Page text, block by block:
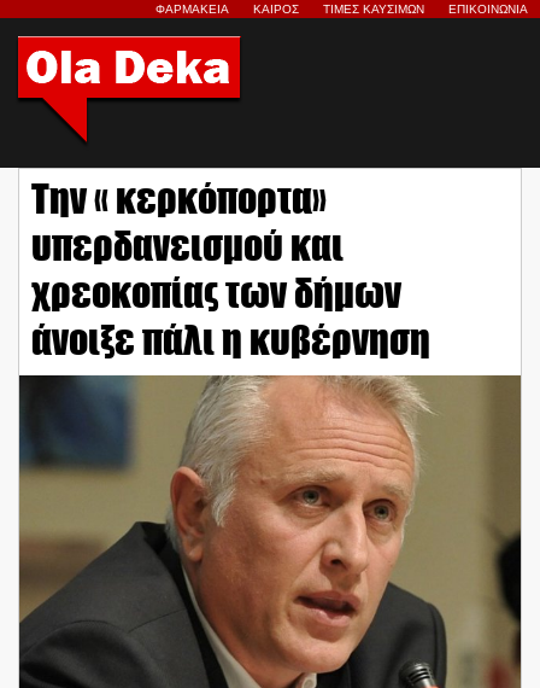
ΦΑΡΜΑΚΕΙΑ ΚΑΙΡΟΣ ΤΙΜΕΣ ΚΑΥΣΙΜΩΝ ΕΠΙΚΟΙΝΩΝΙΑ
Την « κερκόπορτα»
υπερδανεισμού και
χρεοκοπίας των δήμων
άνοιξε πάλι η κυβέρνηση